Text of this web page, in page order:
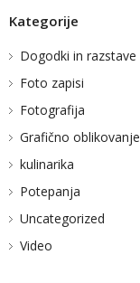
Kategorije
Dogodki in razstave
Foto zapisi
Fotografija
Grafično oblikovanje
kulinarika
Potepanja
Uncategorized
Video